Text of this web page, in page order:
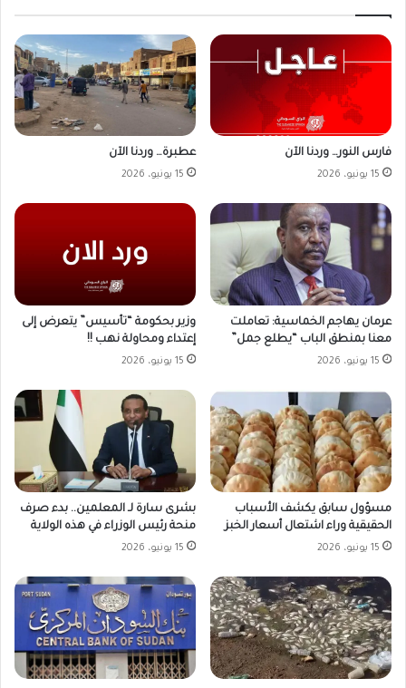
فارس النور… وردنا الآن
15 يونيو، 2026
عطبرة… وردنا الآن
15 يونيو، 2026
عرمان يهاجم الخماسية: تعاملت
معنا بمنطق الباب “يطلع جمل”
15 يونيو، 2026
وزير بحكومة “تأسيس” يتعرض إلى
إعتداء ومحاولة نهب !!
15 يونيو، 2026
مسؤول سابق يكشف الأسباب
الحقيقية وراء اشتعال أسعار الخبز
15 يونيو، 2026
بشرى سارة لـ المعلمين.. بدء صرف
منحة رئيس الوزراء في هذه الولاية
15 يونيو، 2026